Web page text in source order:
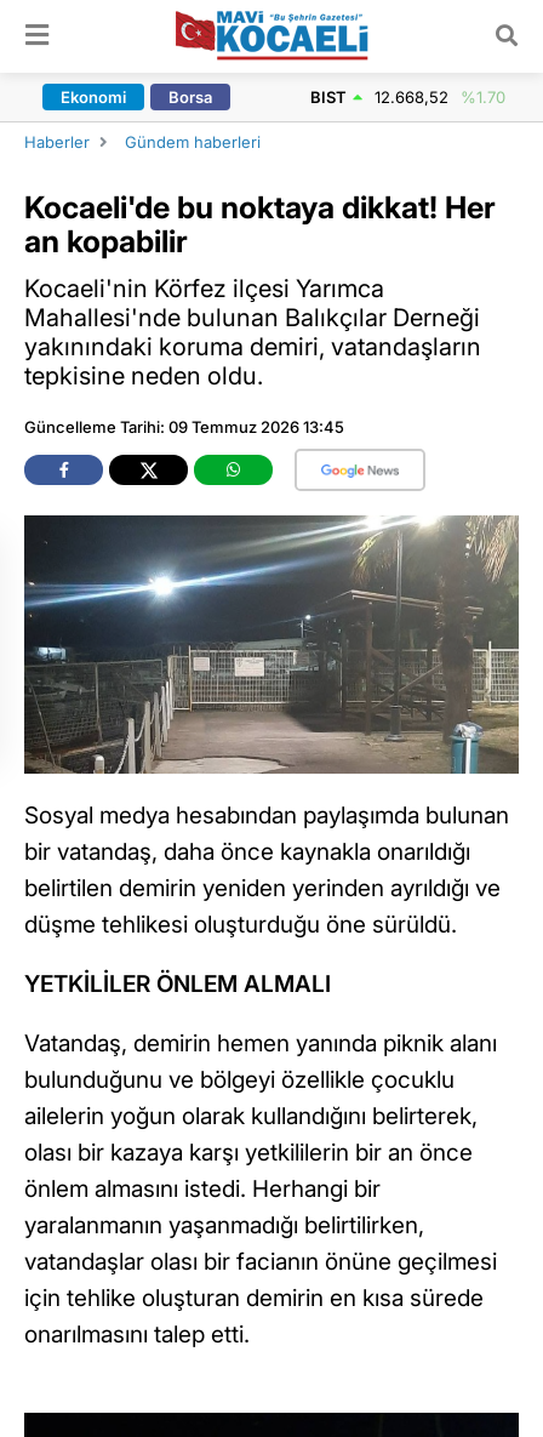
Ekonomi Borsa BIST 12.668,52 %1.70
Haberler Gündem haberleri
Kocaeli'de bu noktaya dikkat! Her
an kopabilir
Kocaeli'nin Körfez ilçesi Yarımca
Mahallesi'nde bulunan Balıkçılar Derneği
yakınındaki koruma demiri, vatandaşların
tepkisine neden oldu.
Güncelleme Tarihi: 09 Temmuz 2026 13:45
Sosyal medya hesabından paylaşımda bulunan
bir vatandaş, daha önce kaynakla onarıldığı
belirtilen demirin yeniden yerinden ayrıldığı ve
düşme tehlikesi oluşturduğu öne sürüldü.
YETKİLİLER ÖNLEM ALMALI
Vatandaş, demirin hemen yanında piknik alanı
bulunduğunu ve bölgeyi özellikle çocuklu
ailelerin yoğun olarak kullandığını belirterek,
olası bir kazaya karşı yetkililerin bir an önce
önlem almasını istedi. Herhangi bir
yaralanmanın yaşanmadığı belirtilirken,
vatandaşlar olası bir facianın önüne geçilmesi
için tehlike oluşturan demirin en kısa sürede
onarılmasını talep etti.